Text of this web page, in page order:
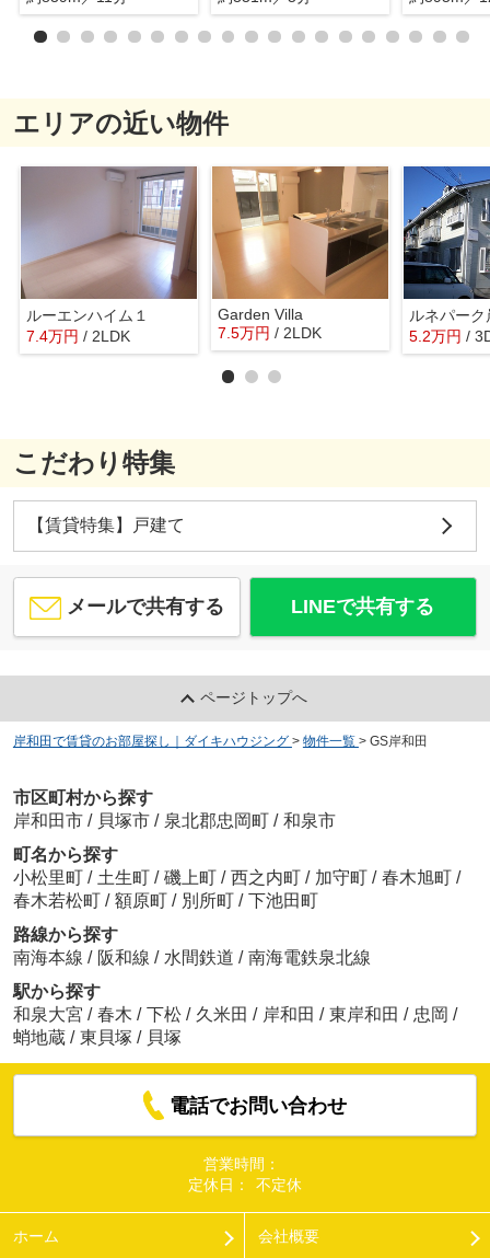
エリアの近い物件
ルーエンハイム１
7.4万円 / 2LDK
Garden Villa
7.5万円 / 2LDK
ルネパーク
5.2万円 /
こだわり特集
【賃貸特集】戸建て
メールで共有する LINEで共有する
ページトップへ
岸和田で賃貸のお部屋探し｜ダイキハウジング > 物件一覧 > GS岸和田
市区町村から探す
岸和田市 / 貝塚市 / 泉北郡忠岡町 / 和泉市
町名から探す
小松里町 / 土生町 / 磯上町 / 西之内町 / 加守町 / 春木旭町 /
春木若松町 / 額原町 / 別所町 / 下池田町
路線から探す
南海本線 / 阪和線 / 水間鉄道 / 南海電鉄泉北線
駅から探す
和泉大宮 / 春木 / 下松 / 久米田 / 岸和田 / 東岸和田 / 忠岡 /
蛸地蔵 / 東貝塚 / 貝塚
電話でお問い合わせ
営業時間：
定休日：
不定休
ホーム 会社概要